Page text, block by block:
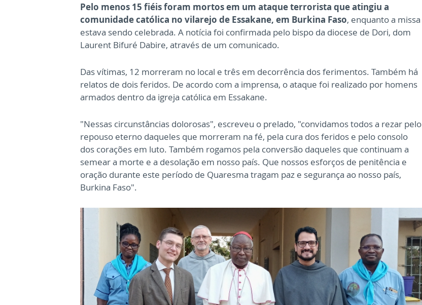
Pelo menos 15 fiéis foram mortos em um ataque terrorista que atingiu a
comunidade católica no vilarejo de Essakane, em Burkina Faso, enquanto a missa
estava sendo celebrada. A notícia foi confirmada pelo bispo da diocese de Dori, dom
Laurent Bifuré Dabire, através de um comunicado.
Das vítimas, 12 morreram no local e três em decorrência dos ferimentos. Também há
relatos de dois feridos. De acordo com a imprensa, o ataque foi realizado por homens
armados dentro da igreja católica em Essakane.
"Nessas circunstâncias dolorosas", escreveu o prelado, "convidamos todos a rezar pelo
repouso eterno daqueles que morreram na fé, pela cura dos feridos e pelo consolo
dos corações em luto. Também rogamos pela conversão daqueles que continuam a
semear a morte e a desolação em nosso país. Que nossos esforços de penitência e
oração durante este período de Quaresma tragam paz e segurança ao nosso país,
Burkina Faso".